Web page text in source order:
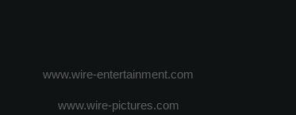
www.wire-entertainment.com
www.wire-pictures.com